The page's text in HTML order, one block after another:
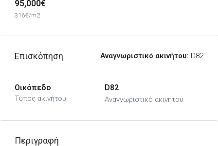
95,000€
316€/m2
Επισκόπηση Αναγνωριστικό ακινήτου: D82
Οικόπεδο
Τύπος ακινήτου
D82
Αναγνωριστικό ακινήτου
Περιγραφή